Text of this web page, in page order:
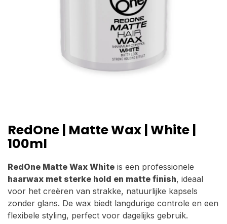
RedOne | Matte Wax | White |
100ml
RedOne Matte Wax White is een professionele
haarwax met sterke hold en matte finish, ideaal
voor het creëren van strakke, natuurlijke kapsels
zonder glans. De wax biedt langdurige controle en een
flexibele styling, perfect voor dagelijks gebruik.